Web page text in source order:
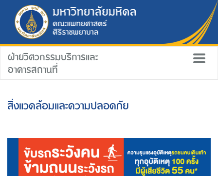
ฝ่ายวิศวกรรมบริการและ
อาคารสถานที่
สิ่งแวดล้อมและความปลอดภัย